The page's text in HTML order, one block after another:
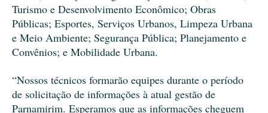
Turismo e Desenvolvimento Econômico; Obras
Públicas; Esportes, Serviços Urbanos, Limpeza Urbana
e Meio Ambiente; Segurança Pública; Planejamento e
Convênios; e Mobilidade Urbana.
“Nossos técnicos formarão equipes durante o período
de solicitação de informações à atual gestão de
Parnamirim. Esperamos que as informações cheguem